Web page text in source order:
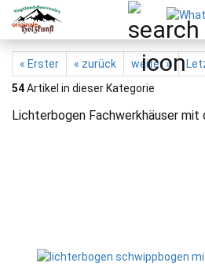
« Erster « zurück weiter »
54Artikel in dieser Kategorie
Lichterbogen Fachwerkhäuser mit